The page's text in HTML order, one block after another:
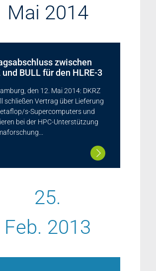
Mai 2014
zwischen
und BULL für den HLRE-3
den 12. Mai 2014: DKRZ
schließen Vertrag über Lieferung
s-Supercomputers und
bei der HPC-Unterstützung
25.
Feb. 2013